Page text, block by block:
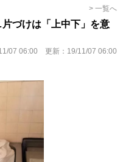
> 一覧へ
づけは「上中下」を意
07 06:00 更新： 19/11/07 06:00